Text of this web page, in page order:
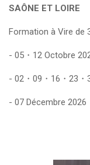
SAÔNE ET LOIRE
Formation à Vire de
- 05・12 Octobre
- 02・09・16・23・
- 07 Décembre 2026